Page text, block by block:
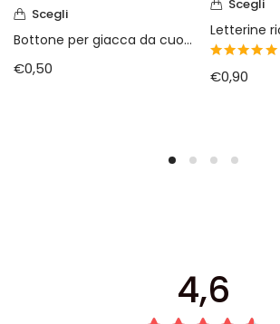
Scegli
Bottone per giacca da cuoco
€0,50
Scegli
€0,90
4,6